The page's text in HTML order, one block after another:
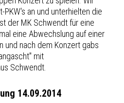
PKW's an und unterhielten die
der MK Schwendt für eine
eine Abwechslung auf einer
und nach dem Konzert gabs
mit
Schwendt.
14.09.2014